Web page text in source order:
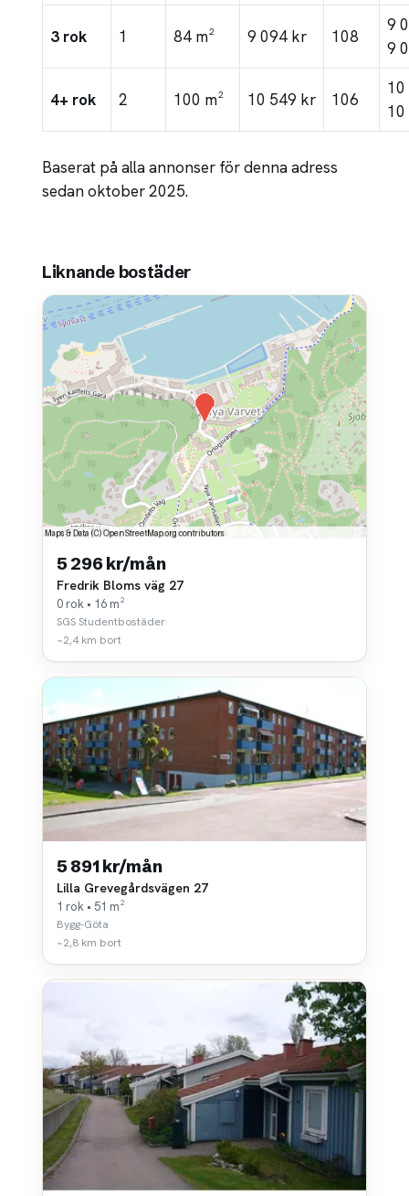
3 rok 1 84 m² 9 094 kr 108
9
9
4+ rok 2 100 m² 10 549 kr 106
10
Baserat på alla annonser för denna adress
sedan oktober 2025.
Liknande bostäder
5 296 kr/mån
Fredrik Bloms väg 27
0 rok • 16 m²
SGS Studentbostäder
~2,4 km bort
5 891 kr/mån
Lilla Grevegårdsvägen 27
1 rok • 51 m²
Bygg-Göta
~2,8 km bort